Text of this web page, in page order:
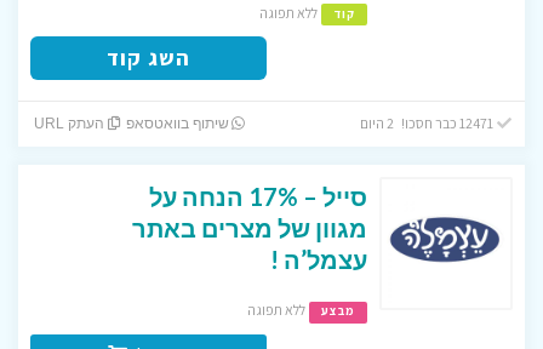
קוד ללא תפוגה
השג קוד
שיתוף בוואטסאפ העתק URL
סייל – 17% הנחה על
מגוון של מצרים באתר
עצמל’ה !
מבצע ללא תפוגה